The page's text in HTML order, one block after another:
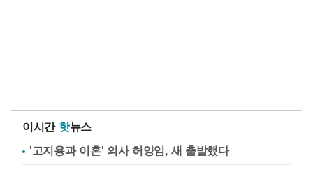
이시간 핫뉴스
'고지용과 이혼' 의사 허양임, 새 출발했다